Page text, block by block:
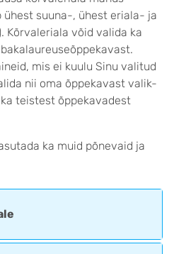
ühest suuna-, ühest eriala- ja
Kõrvaleriala võid valida ka
mis ei kuulu Sinu valitud
nii oma õppekavast valik-
teistest õppekavadest
ka muid põnevaid ja